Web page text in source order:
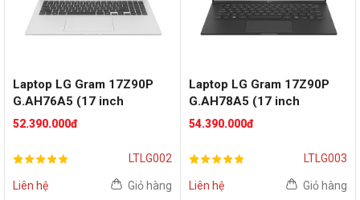
Laptop LG Gram 17Z90P
G.AH76A5 (17 inch
WQXGA | i7-1165G7 | RAM
| Silver)
52.390.000đ
LTLG002
Liên hệ Giỏ hàng
Laptop LG Gram 17Z90P
G.AH78A5 (17 inch
WQXGA | i7 1165G7 | RAM
Black)
54.390.000đ
LTLG003
Liên hệ Giỏ hàng